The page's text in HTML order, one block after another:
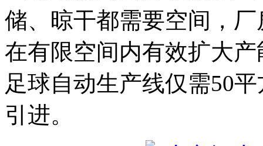
储、晾干都需要空间，
在有限空间内有效扩大
足球自动生产线仅需50
引进。